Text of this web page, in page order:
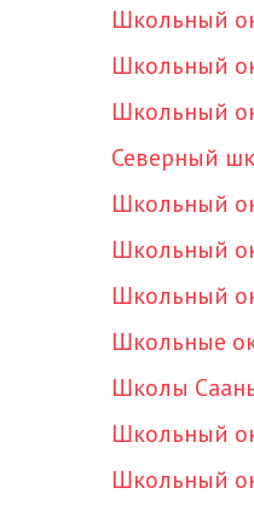
Школьный
Школьный
Школьный
Северный
Школьный
Школьный
Школьный
Школьные
Школы
Школьный
Школьный